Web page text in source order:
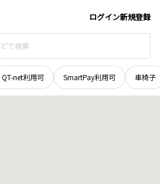
ログイン新規登録
QT-net利用可 SmartPay利用可 車椅子